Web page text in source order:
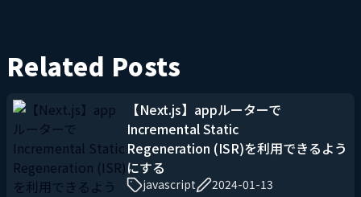
Related Posts
【Next.js】appルーターで
Incremental Static
Regeneration (ISR)を利用できるよう
にする
javascript 2024-01-13